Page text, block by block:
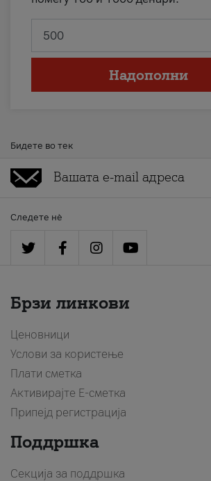
Надополни
Бидете во тек
Следете нè
Брзи линкови
Ценовници
Услови за користење
Плати сметка
Активирајте Е-сметка
Припејд регистрација
Поддршка
Секција за поддршка